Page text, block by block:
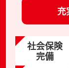
充
社会保険
完備